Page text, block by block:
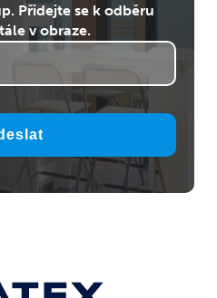
Přidejte se k odběru
v obraze.